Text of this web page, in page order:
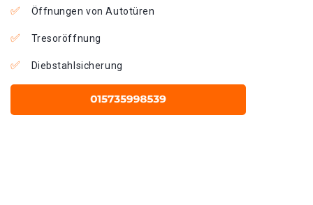
Öffnungen von Autotüren
Tresoröffnung
Diebstahlsicherung